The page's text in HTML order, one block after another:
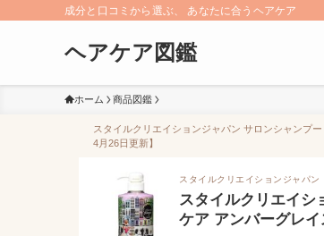
成分と口コミから選ぶ、 あなたに合うヘアケア
ヘアケア図鑑
ホーム 商品図鑑
スタイルクリエイションジャパン サロンシャンプ
4月26日更新】
スタイルクリエイションジャパン
スタイルクリエイシ
ケア アンバーグレ